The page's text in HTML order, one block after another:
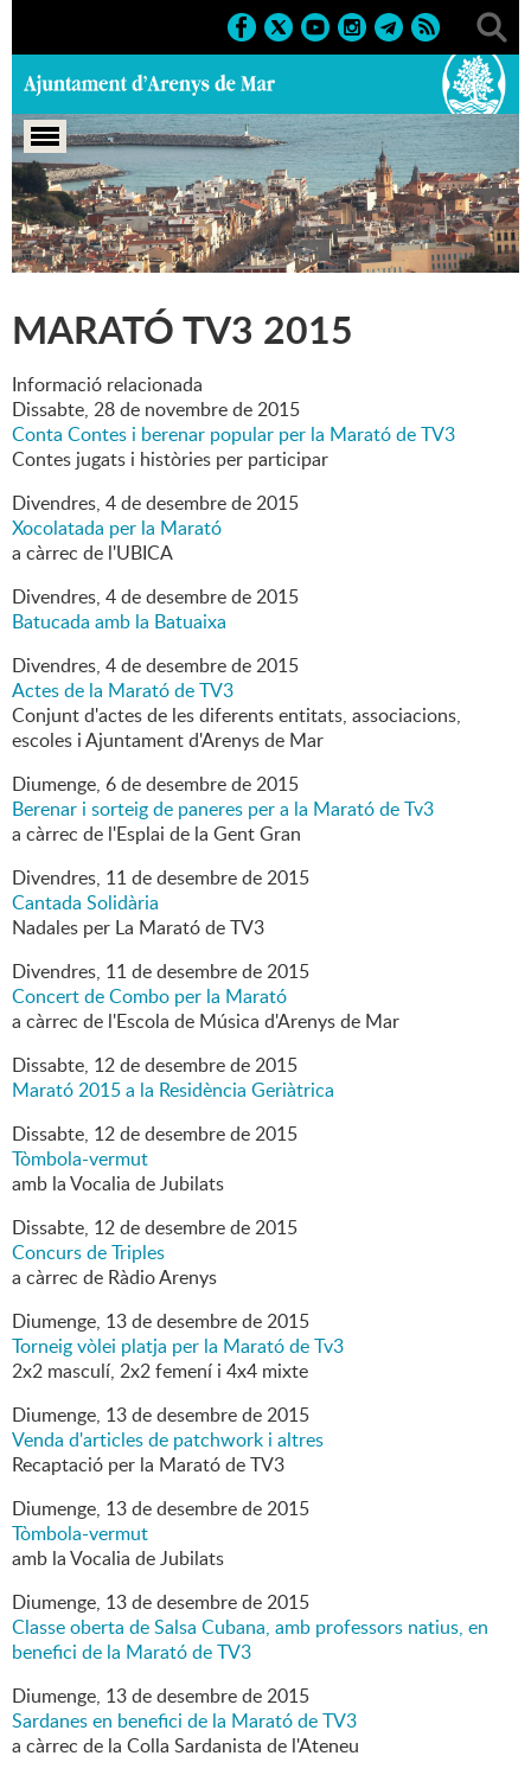
Portada > Marcs > 2015 > Culturals > Marató TV3 2015
MARATÓ TV3 2015
Informació relacionada
Dissabte, 28de novembrede2015
Conta Contes i berenar popular per la Marató de TV3
Contes jugats i històries per participar
Divendres, 4dedesembrede2015
Xocolatada per la Marató
a càrrec de l'UBICA
Divendres, 4dedesembrede2015
Batucada amb la Batuaixa
Divendres, 4dedesembrede2015
Actes de la Marató de TV3
Conjunt d'actes de les diferents entitats, associacions,
escoles i Ajuntament d'Arenys de Mar
Diumenge, 6dedesembrede2015
Berenar i sorteig de paneres per a la Marató de Tv3
a càrrec de l'Esplai de la Gent Gran
Divendres, 11dedesembrede2015
Cantada Solidària
Nadales per La Marató de TV3
Divendres, 11dedesembrede2015
Concert de Combo per la Marató
a càrrec de l'Escola de Música d'Arenys de Mar
Dissabte, 12dedesembrede2015
Marató 2015 a la Residència Geriàtrica
Dissabte, 12dedesembrede2015
Tòmbola-vermut
amb la Vocalia de Jubilats
Dissabte, 12dedesembrede2015
Concurs de Triples
a càrrec de Ràdio Arenys
Diumenge, 13dedesembrede2015
Torneig vòlei platja per la Marató de Tv3
2x2 masculí, 2x2 femení i 4x4 mixte
Diumenge, 13dedesembrede2015
Venda d'articles de patchwork i altres
Recaptació per la Marató de TV3
Diumenge, 13dedesembrede2015
Tòmbola-vermut
amb la Vocalia de Jubilats
Diumenge, 13dedesembrede2015
Classe oberta de Salsa Cubana, amb professors natius, en
benefici de la Marató de TV3
Diumenge, 13dedesembrede2015
Sardanes en benefici de la Marató de TV3
a càrrec de la Colla Sardanista de l'Ateneu